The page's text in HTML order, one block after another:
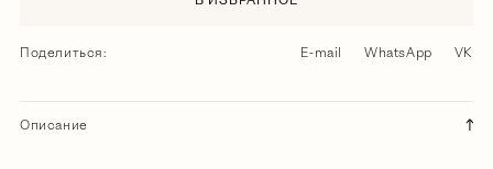
Поделиться: E-mail WhatsApp VK
Описание